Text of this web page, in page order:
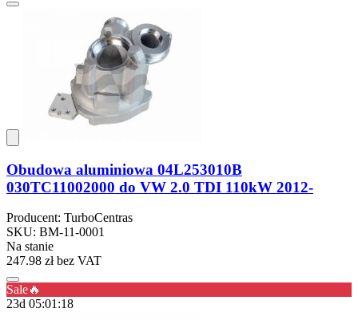
Obudowa aluminiowa 04L253010B
030TC11002000 do VW 2.0 TDI 110kW 2012-
Producent: TurboCentras
SKU: BM-11-0001
Na stanie
247.98 złbez VAT
Sale🔥
23d 05:01:18